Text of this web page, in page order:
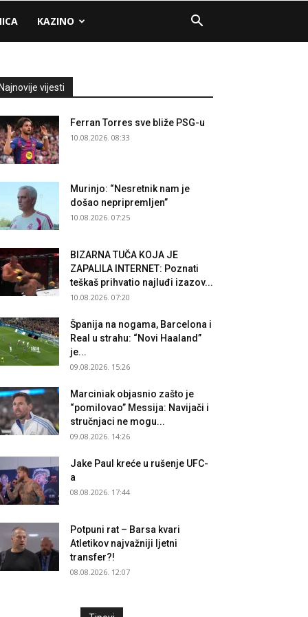
KAZINO
Najnovije vijesti
Ferran Torres sve bliže PSG-u
10.08.2026. 08:33
Murinjo: “Nesretnik nam je
došao nepripremljen”
10.08.2026. 07:25
BIZARNA TUČA KOJA JE
ZAPALILA INTERNET: Poznati
teškaš prihvatio najluđi izazov...
10.08.2026. 07:20
Španija na nogama, Barcelona i
Real u strahu: “Novi Haaland”
je...
09.08.2026. 15:26
Marciniak objasnio zašto je
“pomilovao” Messija: Navijači i
stručnjaci ne mogu...
09.08.2026. 14:26
Jake Paul kreće u rušenje UFC-
a
08.08.2026. 17:44
Potpuni rat – Barsa kvari
Atletikov najvažniji ljetni
transfer?!
08.08.2026. 12:07